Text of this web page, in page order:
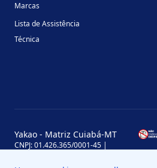
Marcas
Lista de Assistência
Técnica
Yakao - Matriz Cuiabá-MT
CNPJ: 01.426.365/0001-45 |